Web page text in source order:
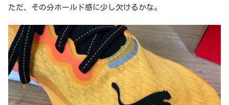
ただ、その分ホールド感に少し欠けるかな。